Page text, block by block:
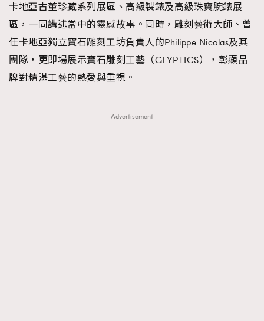
卡地亞古董珍藏系列展區、高級製錶及高級珠寶腕錶展
區，⼀同講述當中的靈感故事。同時，雕刻藝術大師、曾
任卡地亞獨立寶石雕刻⼯坊負責人的Philippe Nicolas及其
團隊，更即場展示寶石雕刻⼯藝（GLYPTICS），彰顯品
牌對精湛⼯藝的熱愛與重視。
Advertisement